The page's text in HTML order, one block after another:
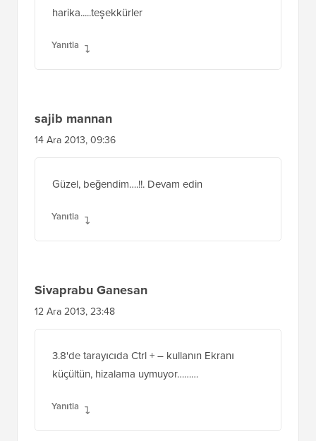
harika.....teşekkürler
Yanıtla
sajib mannan
14 Ara 2013, 09:36
Güzel, beğendim….!!. Devam edin
Yanıtla
Sivaprabu Ganesan
12 Ara 2013, 23:48
3.8'de tarayıcıda Ctrl + – kullanın Ekranı
küçültün, hizalama uymuyor………
Yanıtla